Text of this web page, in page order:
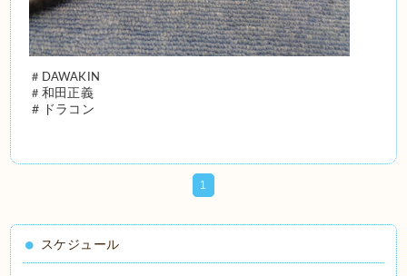
＃DAWAKIN
＃ 和田正義
＃
ドラコン
1
スケジュール